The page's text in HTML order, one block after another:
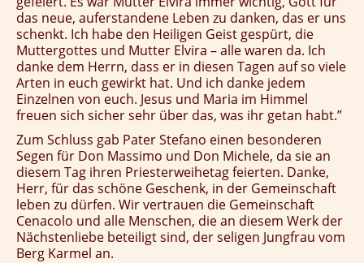
das neue, auferstandene Leben zu danken, das er uns
schenkt. Ich habe den Heiligen Geist gespürt, die
Muttergottes und Mutter Elvira – alle waren da. Ich
danke dem Herrn, dass er in diesen Tagen auf so viele
Arten in euch gewirkt hat. Und ich danke jedem
Einzelnen von euch. Jesus und Maria im Himmel
freuen sich sicher sehr über das, was ihr getan habt.”
Zum Schluss gab Pater Stefano einen besonderen
Segen für Don Massimo und Don Michele, da sie an
diesem Tag ihren Priesterweihetag feierten. Danke,
Herr, für das schöne Geschenk, in der Gemeinschaft
leben zu dürfen. Wir vertrauen die Gemeinschaft
Cenacolo und alle Menschen, die an diesem Werk der
Nächstenliebe beteiligt sind, der seligen Jungfrau vom
Berg Karmel an.